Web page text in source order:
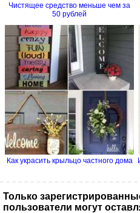
Чистящее средство меньше чем за
50 рублей
Как украсить крыльцо частного дома
Только
пользователи могут